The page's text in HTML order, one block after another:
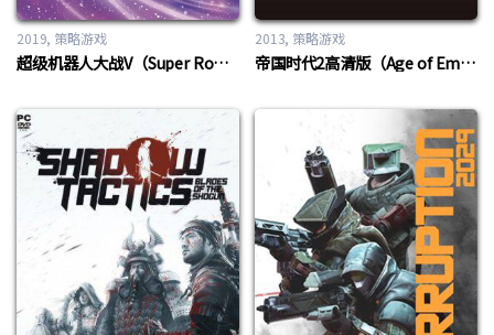
2019 策略游戏
超级机器人大战V（Super Robot Wars V）
2013 策略游戏
帝国时代2高清版（Age of Empires II HD）